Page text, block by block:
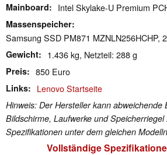
Mainboard Intel Skylake-U Premium
Massenspeicher
Samsung SSD PM871 MZNLN256HCHP,
Gewicht 1.436 kg, Netzteil: 288 g
Preis 850 Euro
Links Lenovo Startseite
Hinweis: Der Hersteller kann abweichende
Bildschirme, Laufwerke und
Spezifikationen unter dem gleichen
Vollständige